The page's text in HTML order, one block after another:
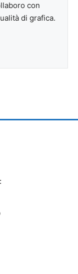
con
di grafica.